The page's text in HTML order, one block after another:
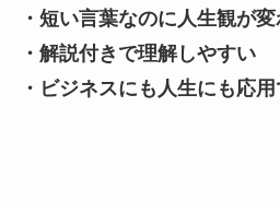
・短い言葉なのに人生観が変
・解説付きで理解しやすい
・ビジネスにも人生にも応